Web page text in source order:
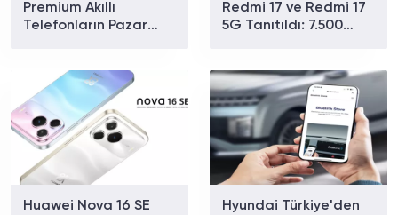
Premium Akıllı
Telefonların Pazar
Redmi 17 ve Redmi 17
5G Tanıtıldı: 7.500
Fiyat
Huawei Nova 16 SE
Hyundai Türkiye'den